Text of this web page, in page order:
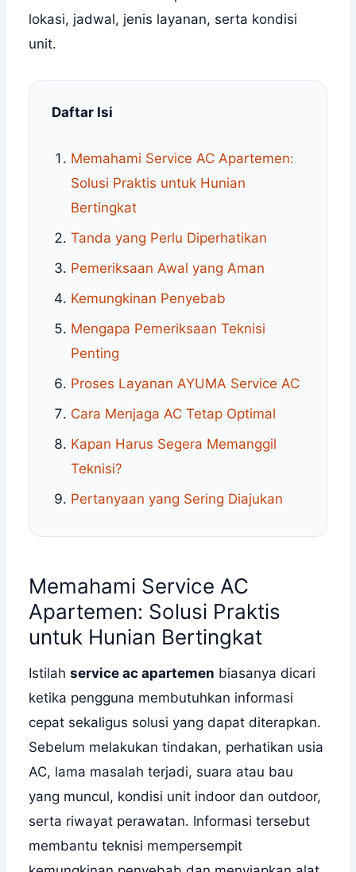
lokasi, jadwal, jenis layanan, serta kondisi
unit.
Daftar Isi
Memahami Service AC Apartemen:
Solusi Praktis untuk Hunian
Bertingkat
Tanda yang Perlu Diperhatikan
Pemeriksaan Awal yang Aman
Kemungkinan Penyebab
Mengapa Pemeriksaan Teknisi
Penting
Proses Layanan AYUMA Service AC
Cara Menjaga AC Tetap Optimal
Kapan Harus Segera Memanggil
Teknisi?
Pertanyaan yang Sering Diajukan
Memahami Service AC
Apartemen: Solusi Praktis
untuk Hunian Bertingkat
Istilahservice ac apartemen biasanya dicari
ketika pengguna membutuhkan informasi
cepat sekaligus solusi yang dapat diterapkan.
Sebelum melakukan tindakan, perhatikan usia
AC, lama masalah terjadi, suara atau bau
yang muncul, kondisi unit indoor dan outdoor,
serta riwayat perawatan. Informasi tersebut
membantu teknisi mempersempit